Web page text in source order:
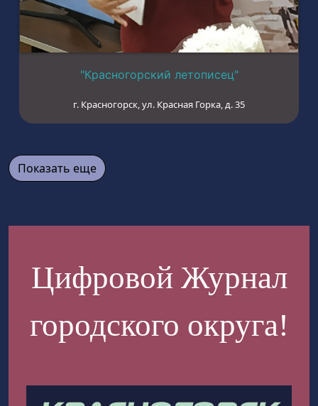
"Красногорский летописец"
г. Красногорск, ул. Красная Горка, д. 35
Показать еще
Цифровой Журнал
городского округа!